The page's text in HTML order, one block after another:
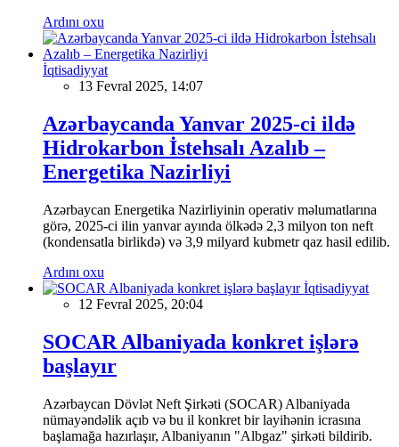
Ardını oxu
İqtisadiyyat
13 Fevral 2025, 14:07
Azərbaycanda Yanvar 2025-ci ildə
Hidrokarbon İstehsalı Azalıb –
Energetika Nazirliyi
Azərbaycan Energetika Nazirliyinin operativ məlumatlarına
görə, 2025-ci ilin yanvar ayında ölkədə 2,3 milyon ton neft
(kondensatla birlikdə) və 3,9 milyard kubmetr qaz hasil edilib.
Ardını oxu
İqtisadiyyat
12 Fevral 2025, 20:04
SOCAR Albaniyada konkret işlərə
başlayır
Azərbaycan Dövlət Neft Şirkəti (SOCAR) Albaniyada
nümayəndəlik açıb və bu il konkret bir layihənin icrasına
başlamağa hazırlaşır, Albaniyanın "Albgaz" şirkəti bildirib.